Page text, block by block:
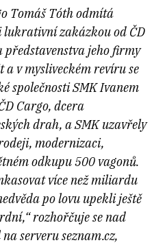
Tomáš Tóth odmítá
zakázkou od ČD
představenstva jeho firmy
v mysliveckém revíru se
společnosti SMK Ivanem
Cargo, dcera
drah, a SMK uzavřely
modernizaci,
odkupu 500 vagonů.
více než miliardu
po lovu upekli ještě
rozhořčuje se nad
serveru seznam.cz,